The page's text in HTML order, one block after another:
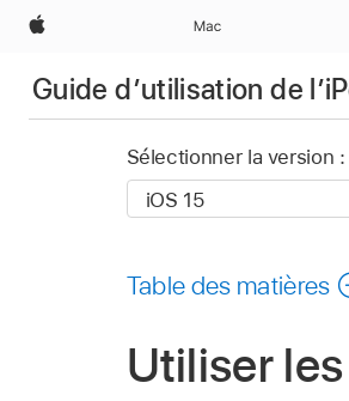
Apple Mac
Guide d’utilisation de
Sélectionner la version :
Table des matières
Utiliser